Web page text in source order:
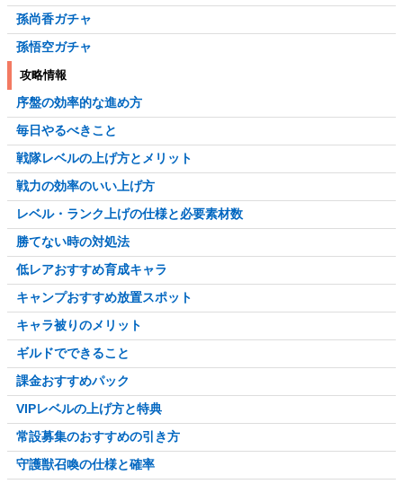
孫尚香ガチャ
孫悟空ガチャ
攻略情報
序盤の効率的な進め方
毎日やるべきこと
戦隊レベルの上げ方とメリット
戦力の効率のいい上げ方
レベル・ランク上げの仕様と必要素材数
勝てない時の対処法
低レアおすすめ育成キャラ
キャンプおすすめ放置スポット
キャラ被りのメリット
ギルドでできること
課金おすすめパック
VIPレベルの上げ方と特典
常設募集のおすすめの引き方
守護獣召喚の仕様と確率